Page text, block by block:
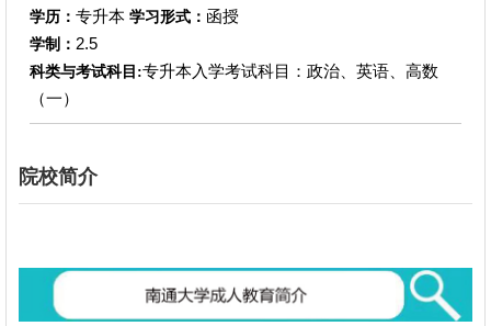
学历： 专升本 学习形式： 函授
学制： 2.5
科类与考试科目:专升本入学考试科目：政治、英语、高数
（一）
院校简介